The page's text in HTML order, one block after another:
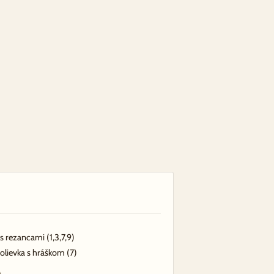
rezancami (1,3,7,9)
s hráškom (7)